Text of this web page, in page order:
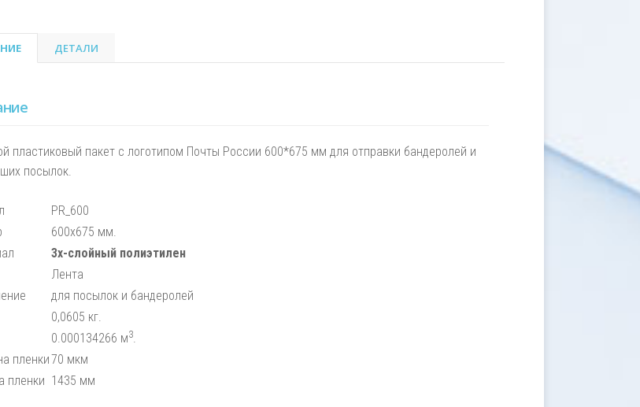
ДЕТАЛИ
пластиковый пакет с логотипом Почты России 600*675 мм для отправки бандеролей и
посылок.
PR_600
600х675 мм.
3х-слойный полиэтилен
Лента
для посылок и бандеролей
0,0605 кг.
0.000134266 м3.
пленки70 мкм
пленки 1435 мм